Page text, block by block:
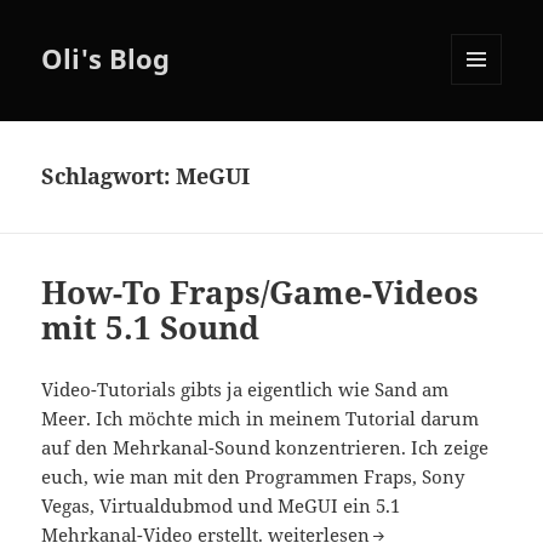
Oli's Blog
Schlagwort:MeGUI
How-To Fraps/Game-Videos
mit 5.1 Sound
Video-Tutorials gibts ja eigentlich wie Sand am
Meer. Ich möchte mich in meinem Tutorial darum
auf den Mehrkanal-Sound konzentrieren. Ich zeige
euch, wie man mit den Programmen Fraps, Sony
Vegas, Virtualdubmod und MeGUI ein 5.1
Mehrkanal-Video erstellt.How-To Fraps/Game-Videos
weiterlesen